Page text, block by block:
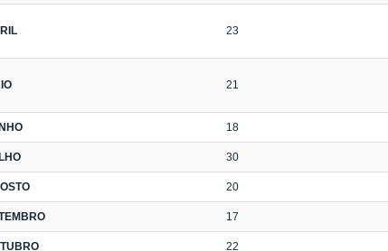
23
21
18
30
20
17
22